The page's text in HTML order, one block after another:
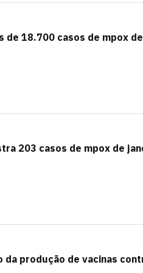
de 18.700 casos de mpox
203 casos de mpox de
da produção de vacinas